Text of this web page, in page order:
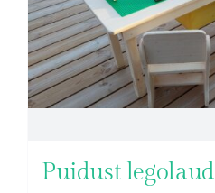
Puidust legolaud